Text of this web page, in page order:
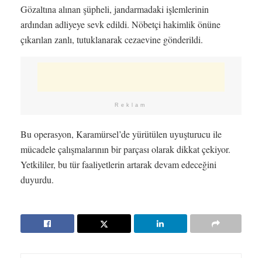
Gözaltına alınan şüpheli, jandarmadaki işlemlerinin
ardından adliyeye sevk edildi. Nöbetçi hakimlik önüne
çıkarılan zanlı, tutuklanarak cezaevine gönderildi.
Reklam
Bu operasyon, Karamürsel’de yürütülen uyuşturucu ile
mücadele çalışmalarının bir parçası olarak dikkat çekiyor.
Yetkililer, bu tür faaliyetlerin artarak devam edeceğini
duyurdu.